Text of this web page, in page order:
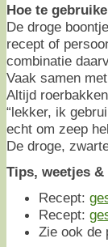
Hoe te
De droge
recept of
combinatie
Vaak samen
Altijd
“lekker, ik
echt om zeep
De droge,
Tips, weetjes &
Recept:
Recept:
Zie ook de